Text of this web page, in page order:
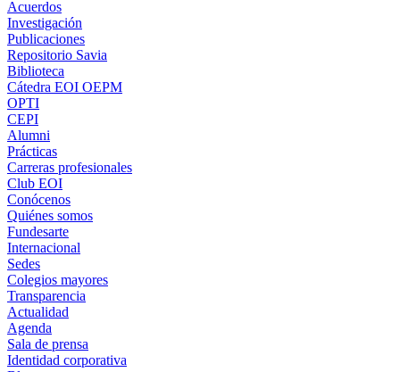
Acuerdos
Investigación
Publicaciones
Repositorio Savia
Biblioteca
Cátedra EOI OEPM
OPTI
CEPI
Alumni
Prácticas
Carreras profesionales
Club EOI
Conócenos
Quiénes somos
Fundesarte
Internacional
Sedes
Colegios mayores
Transparencia
Actualidad
Agenda
Sala de prensa
Identidad corporativa